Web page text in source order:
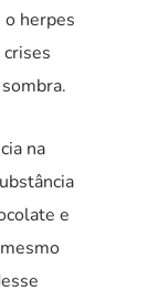
herpes
na
e